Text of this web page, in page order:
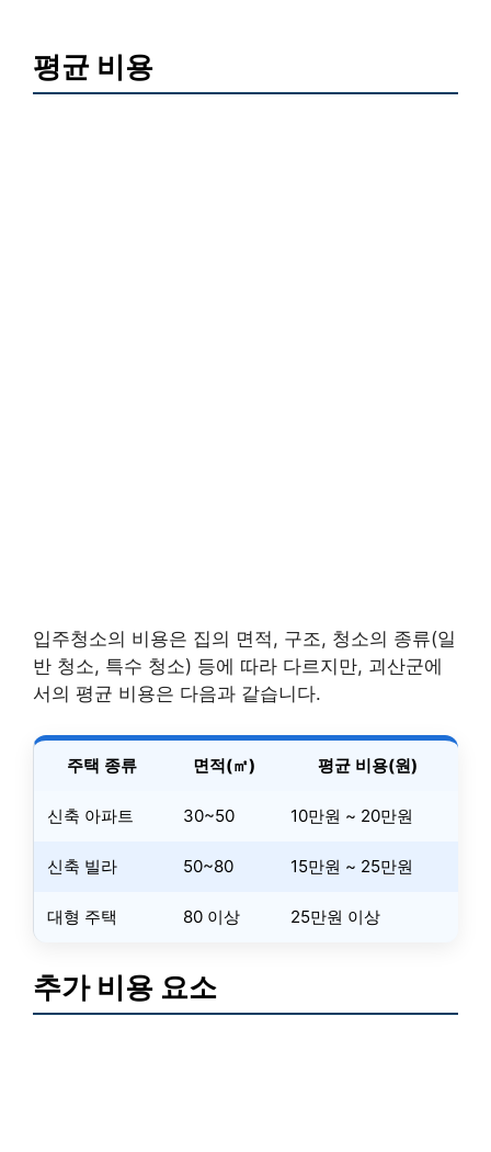
평균 비용
입주청소의 비용은 집의 면적, 구조, 청소의 종류(일
반 청소, 특수 청소) 등에 따라 다르지만, 괴산군에
서의 평균 비용은 다음과 같습니다.
주택 종류 면적(㎡) 평균 비용(원)
신축 아파트 30~50 10만원 ~ 20만원
신축 빌라 50~80 15만원 ~ 25만원
대형 주택 80 이상 25만원 이상
추가 비용 요소